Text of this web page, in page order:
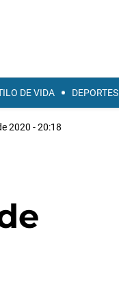
DE VIDA DEPORTES
2020 - 20:18